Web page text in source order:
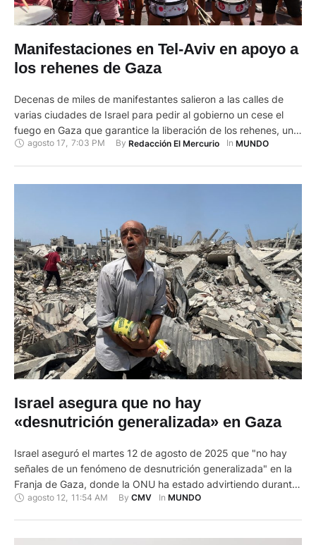
Manifestaciones en Tel-Aviv en apoyo a
los rehenes de Gaza
Decenas de miles de manifestantes salieron a las calles de
varias ciudades de Israel para pedir al gobierno un cese el
fuego en Gaza que garantice la liberación de los rehenes, un
reclamo rechazado por el primer ministro Benjamin
agosto 17, 7:03 PM By Redacción El Mercurio In MUNDO
Israel asegura que no hay
«desnutrición generalizada» en Gaza
Israel aseguró el martes 12 de agosto de 2025 que "no hay
señales de un fenómeno de desnutrición generalizada" en la
Franja de Gaza, donde la ONU ha estado advirtiendo durante
semanas sobre el riesgo de una hambruna. El Cogat, el
agosto 12 11:54 AM By CMV In MUNDO